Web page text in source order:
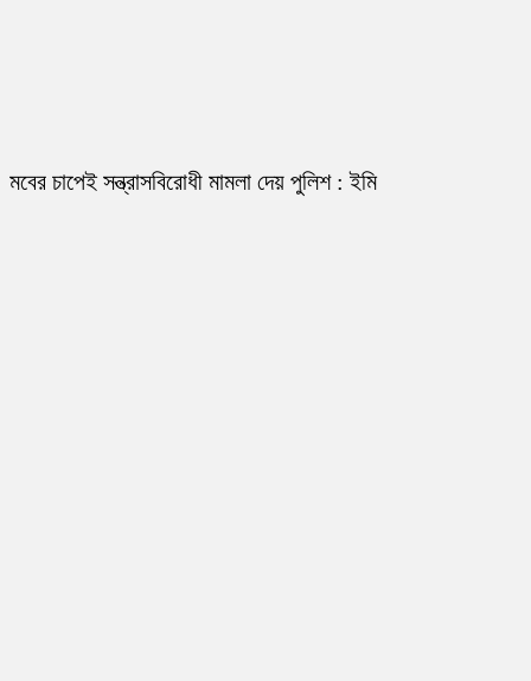
মবের চাপেই সন্ত্রাসবিরোধী মামলা দেয় পুলিশ : ইমি